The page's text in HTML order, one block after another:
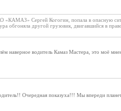
«КАМАЗ» Сергей Когогин, попала в опасную
обгоняла другой грузовик, двигавшийся в
наверное водитель Камаз Мастера, это моё
Очередная показуха!!! Мы впереди